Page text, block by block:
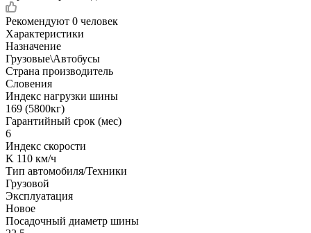
Рекомендуют 0 человек
Характеристики
Назначение
Грузовые\Автобусы
Страна производитель
Словения
Индекс нагрузки шины
169 (5800кг)
Гарантийный срок (мес)
6
Индекс скорости
K 110 км/ч
Тип автомобиля/Техники
Грузовой
Эксплуатация
Новое
Посадочный диаметр шины